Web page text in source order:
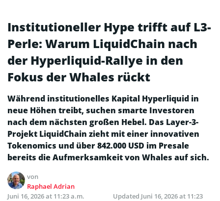
Institutioneller Hype trifft auf L3-
Perle: Warum LiquidChain nach
der Hyperliquid-Rallye in den
Fokus der Whales rückt
Während institutionelles Kapital Hyperliquid in
neue Höhen treibt, suchen smarte Investoren
nach dem nächsten großen Hebel. Das Layer-3-
Projekt LiquidChain zieht mit einer innovativen
Tokenomics und über 842.000 USD im Presale
bereits die Aufmerksamkeit von Whales auf sich.
von
Raphael Adrian
Juni 16, 2026 at 11:23 a.m.
Updated Juni 16, 2026 at 11:23